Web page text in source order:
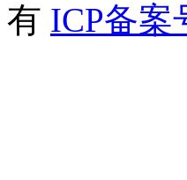
有 ICP备案